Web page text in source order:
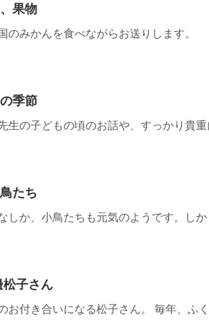
果物
のみかんを食べながらお送りします。
季節
生の子どもの頃のお話や、すっかり貴
たち
しか、小鳥たちも元気のようです。し
松子さん
お付き合いになる松子さん。 毎年、ふ